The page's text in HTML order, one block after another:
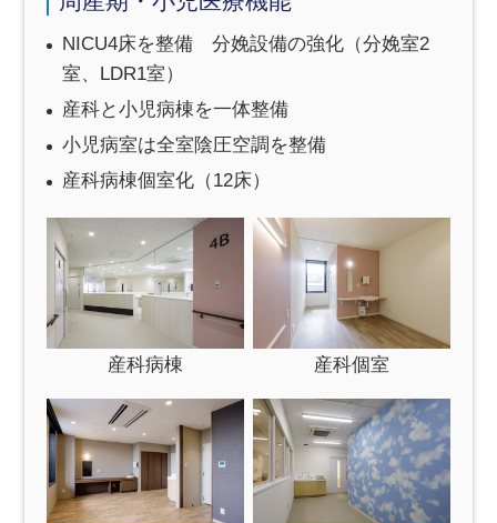
NICU4床を整備 分娩設備の強化（分娩室2
室、LDR1室）
産科と小児病棟を一体整備
小児病室は全室陰圧空調を整備
産科病棟個室化（12床）
産科病棟 産科個室